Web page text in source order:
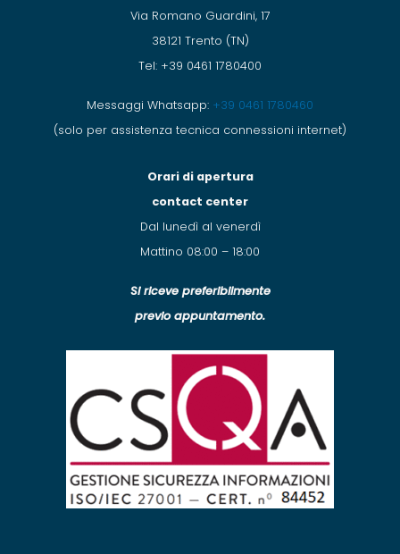
Via Romano Guardini, 17
38121 Trento (TN)
Tel: +39 0461 1780400
Messaggi Whatsapp: +39 0461 1780460
(solo per assistenza tecnica connessioni internet)
Orari di apertura
contact center
Dal lunedì al venerdì
Mattino 08:00 – 18:00
Si riceve preferibilmente
previo appuntamento.